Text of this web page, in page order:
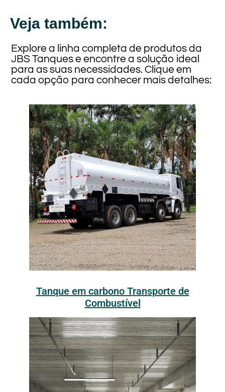
Veja também:
Explore a linha completa de produtos da
JBS Tanques e encontre a solução ideal
para as suas necessidades. Clique em
cada opção para conhecer mais detalhes:
Tanque em carbono Transporte de
Combustível